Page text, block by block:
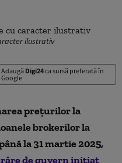
ilustrativ
Adaugă Digi24ca sursă preferată în
Google
prețurilor la
brokerilor la
la 31 martie 2025,
de guvern inițiat